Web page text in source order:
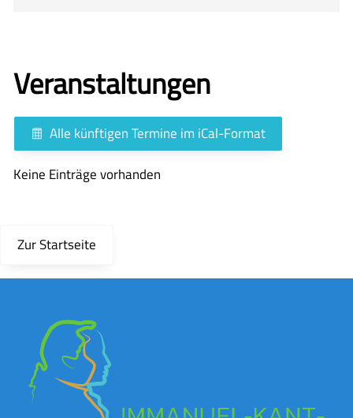
Veranstaltungen
Alle künftigen Termine im iCal-Format
Keine Einträge vorhanden
Zur Startseite